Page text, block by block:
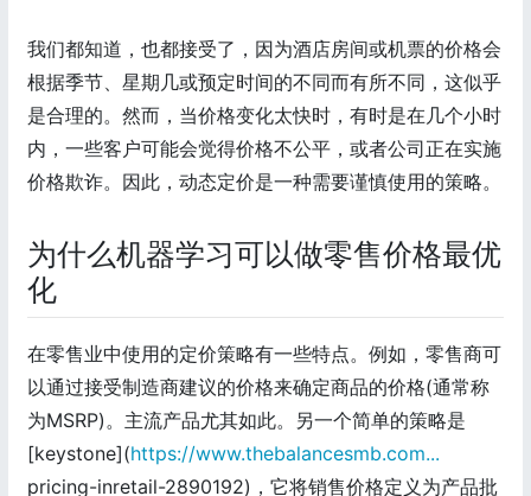
我们都知道，也都接受了，因为酒店房间或机票的价格会
根据季节、星期几或预定时间的不同而有所不同，这似乎
是合理的。然而，当价格变化太快时，有时是在几个小时
内，一些客户可能会觉得价格不公平，或者公司正在实施
价格欺诈。因此，动态定价是一种需要谨慎使用的策略。
为什么机器学习可以做零售价格最优
化
在零售业中使用的定价策略有一些特点。例如，零售商可
以通过接受制造商建议的价格来确定商品的价格(通常称
为MSRP)。主流产品尤其如此。另一个简单的策略是
[keystone](https://www.thebalancesmb.com...
pricing-inretail-2890192)，它将销售价格定义为产品批